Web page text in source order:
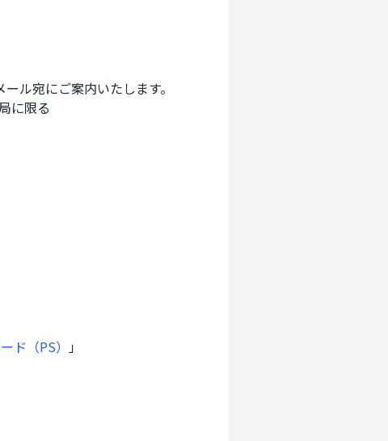
ル宛にご案内いたします。
に限る
ド（PS） 」